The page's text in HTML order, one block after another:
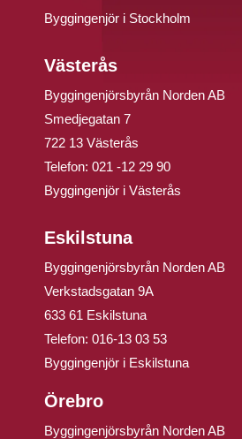
Byggingenjör i Stockholm
Västerås
Byggingenjörsbyrån Norden AB
Smedjegatan 7
722 13 Västerås
Telefon: 021 -12 29 90
Byggingenjör i Västerås
Eskilstuna
Byggingenjörsbyrån Norden AB
Verkstadsgatan 9A
633 61 Eskilstuna
Telefon: 016-13 03 53
Byggingenjör i Eskilstuna
Örebro
Byggingenjörsbyrån Norden AB